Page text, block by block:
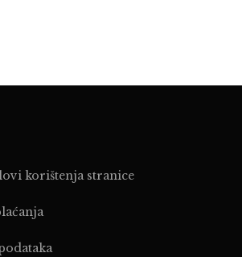
korištenja stranice